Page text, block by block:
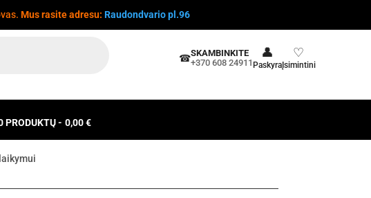
Mus rasite adresu: Raudondvario pl.96
☎SKAMBINKITE
+370 608 24911
👤
Paskyra
♡
Įsimintini
PRODUKTŲ 0,00 €